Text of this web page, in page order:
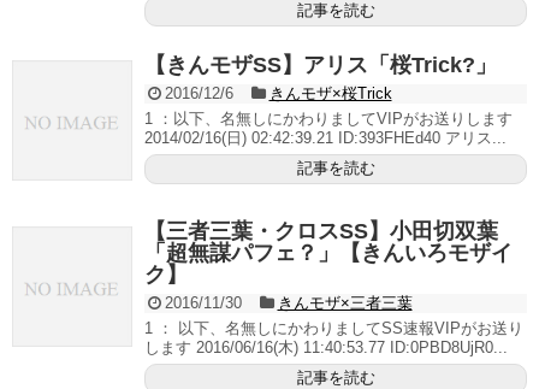
記事を読む
【きんモザSS】アリス「桜Trick?」
2016/12/6
きんモザ×桜Trick
1 ：以下、名無しにかわりましてVIPがお送りします
2014/02/16(日) 02:42:39.21 ID:393FHEd40 アリス...
記事を読む
【三者三葉・クロスSS】小田切双葉
「超無謀パフェ？」【きんいろモザイ
ク】
2016/11/30
きんモザ×三者三葉
1 ： 以下、名無しにかわりましてSS速報VIPがお送り
します 2016/06/16(木) 11:40:53.77 ID:0PBD8UjR0...
記事を読む